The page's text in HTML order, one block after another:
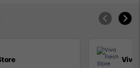
Viva